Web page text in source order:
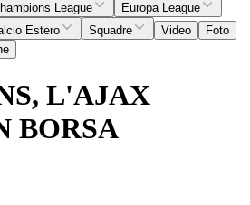
League
Europa League
Estero Squadre Video
Foto
L'AJAX
BORSA